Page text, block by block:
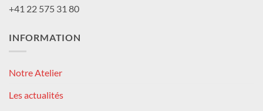
+41 22 575 31 80
INFORMATION
Notre Atelier
Les actualités